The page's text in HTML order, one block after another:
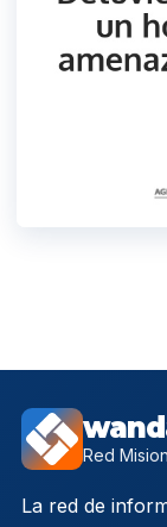
Red
La red de